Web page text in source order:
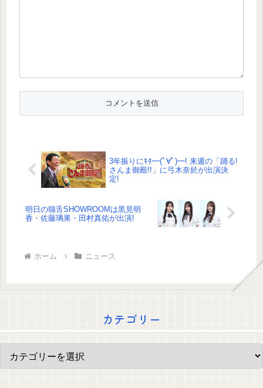
3年振りにｷﾀ━(ﾟ∀ﾟ)━! 来週の「踊る!
さんま御殿!!」に弓木奈於が出演決
定!
明日の猫舌SHOWROOMは黒見明
香・佐藤璃果・田村真佑が出演!
ホーム ニュース
カテゴリー